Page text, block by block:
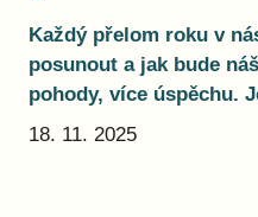
Každý přelom roku v
posunout a jak bude
pohody, více úspěchu.
18. 11. 2025